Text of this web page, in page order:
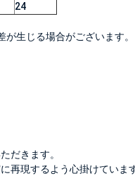
24
生じる場合がございます。
だきます。
再現するよう心掛けていま